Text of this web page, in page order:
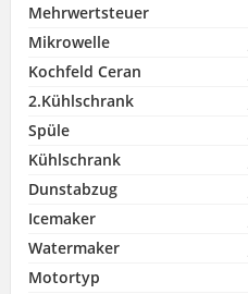
Mehrwertsteuer
Mikrowelle
Kochfeld Ceran
2.Kühlschrank
Spüle
Kühlschrank
Dunstabzug
Icemaker
Watermaker
Motortyp